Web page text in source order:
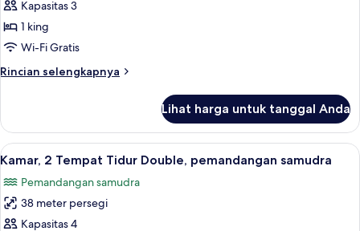
Kamar,
1
Tempat
King,
(with
Shower)
Kapasitas 3
1 king
Wi-Fi Gratis
Rincian selengkapnya
Rincian
Kamar,
Tempat
King,
akses
difabel
Lihat harga untuk tanggal Anda
Lihat
semua
foto
untuk
Kamar,
Kamar, 2 Tempat Tidur Double,
3
Kamar, 2 Tempat Tidur Double, pemandangan samudra
Pemandangan samudra
38 meter persegi
Kapasitas 4